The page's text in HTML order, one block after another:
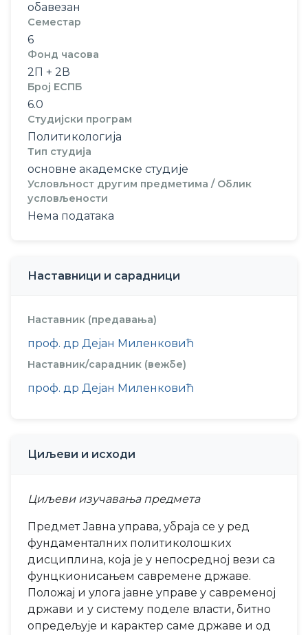
обавезан
Семестар
6
Фонд часова
2П + 2В
Број ЕСПБ
6.0
Студијски програм
Политикологија
Тип студија
основне академске студије
Условљност другим предметима / Облик
условљености
Нема података
Наставници и сарадници
Наставник (предавања)
проф. др Дејан Миленковић
Наставник/сарадник (вежбе)
проф. др Дејан Миленковић
Циљеви и исходи
Циљеви изучавања предмета
Предмет Јавна управа, убраја се у ред
фундаменталних политиколошких
дисциплина, која је у непосредној вези са
фунцкионисањем савремене државе.
Положај и улога јавне управе у савременој
држави и у систему поделе власти, битно
опредељује и карактер саме државе и од